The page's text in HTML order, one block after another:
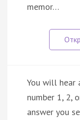
memor…
You will hear
number 1, 2,
answer you